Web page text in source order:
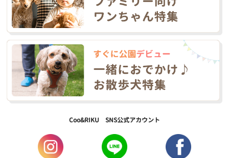
Coo&RIKU SNS公式アカウント